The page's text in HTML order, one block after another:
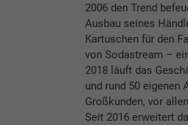
2006 den Trend
Ausbau seines
Kartuschen für den
von Sodastream –
2018 läuft das
und rund 50 eigenen
Großkunden, vor
Seit 2016 erweitert